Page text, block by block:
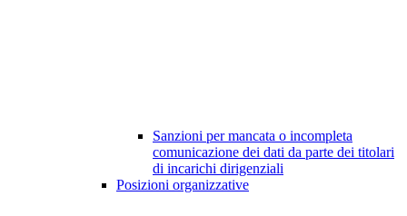
Sanzioni per mancata o incompleta
comunicazione dei dati da parte dei titolari
di incarichi dirigenziali
Posizioni organizzative